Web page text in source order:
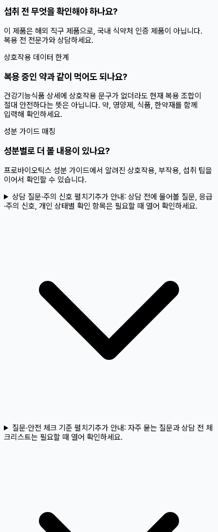
섭취 전 무엇을 확인해야 하나요?
이 제품은 해외 직구 제품으로, 국내 식약처 인증 제품이 아닙니다.
복용 전 전문가와 상담하세요.
상호작용 데이터 한계
복용 중인 약과 같이 먹어도 되나요?
건강기능식품 상세에 상호작용 문구가 없더라도 현재 복용 조합이
절대 안전하다는 뜻은 아닙니다. 약, 영양제, 식품, 한약재를 함께
입력해 확인하세요.
성분 가이드 매칭
성분별로 더 볼 내용이 있나요?
프로바이오틱스 성분 가이드에서 알려진 상호작용, 부작용, 섭취 팁을
이어서 확인할 수 있습니다.
상담 질문·주의 신호 펼치기추가 안내: 상담 전에 물어볼 질문, 응급
·주의 신호, 개인 상태별 확인 항목은 필요할 때 열어 확인하세요.
질문·안전 체크 기준 펼치기추가 안내: 자주 묻는 질문과 상담 전 체
크리스트는 필요할 때 열어 확인하세요.